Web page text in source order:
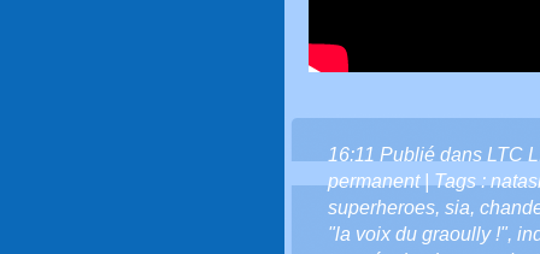
16:11 Publié dans LTC
permanent| Tags :
superheroes, sia,
"la voix du graoully !",